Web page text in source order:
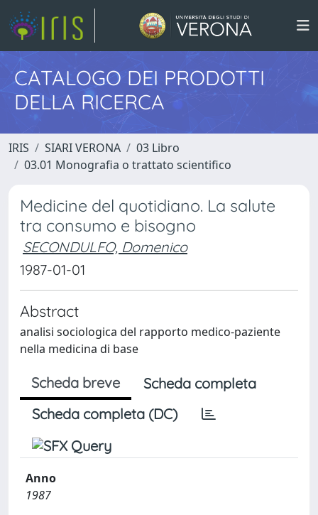
CATALOGO DEI PRODOTTI
DELLA RICERCA
IRIS SIARI VERONA
03 Libro
03.01 Monografia o trattato scientifico
Medicine del quotidiano. La salute
tra consumo e bisogno
SECONDULFO, Domenico
1987-01-01
Abstract
analisi sociologica del rapporto medico-paziente
nella medicina di base
Scheda breve
Scheda completa
Scheda completa (DC)
Anno
1987